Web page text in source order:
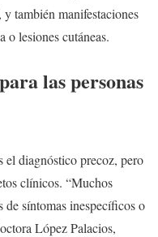
también manifestaciones
o lesiones cutáneas.
las personas
el diagnóstico precoz, pero
clínicos. “Muchos
de síntomas inespecíficos o
López Palacios,